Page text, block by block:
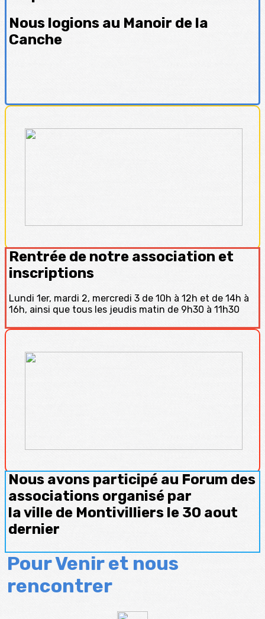
Nous logions au Manoir de la
Canche
Rentrée de notre association et
inscriptions
Lundi 1er, mardi 2, mercredi 3 de 10h à 12h et de 14h à
16h, ainsi que tous les jeudis matin de 9h30 à 11h30
Nous avons participé au Forum des
associations organisé par
la ville de Montivilliers le 30 aout
dernier
Pour Venir et nous
rencontrer